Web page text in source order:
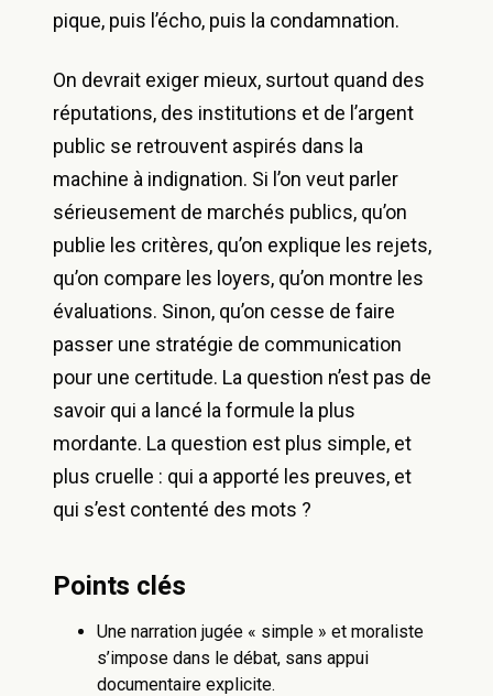
pique, puis l’écho, puis la condamnation.
On devrait exiger mieux, surtout quand des
réputations, des institutions et de l’argent
public se retrouvent aspirés dans la
machine à indignation. Si l’on veut parler
sérieusement de marchés publics, qu’on
publie les critères, qu’on explique les rejets,
qu’on compare les loyers, qu’on montre les
évaluations. Sinon, qu’on cesse de faire
passer une stratégie de communication
pour une certitude. La question n’est pas de
savoir qui a lancé la formule la plus
mordante. La question est plus simple, et
plus cruelle : qui a apporté les preuves, et
qui s’est contenté des mots ?
Points clés
Une narration jugée « simple » et moraliste
s’impose dans le débat, sans appui
documentaire explicite.